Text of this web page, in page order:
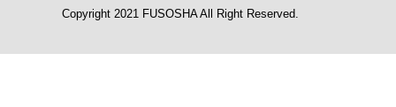
Copyright 2021 FUSOSHA All Right Reserved.